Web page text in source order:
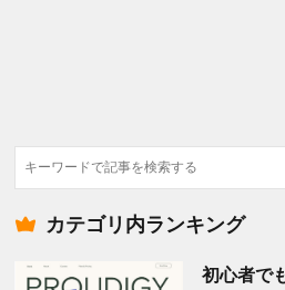
検
索
カテゴリ内ランキング
初心者で